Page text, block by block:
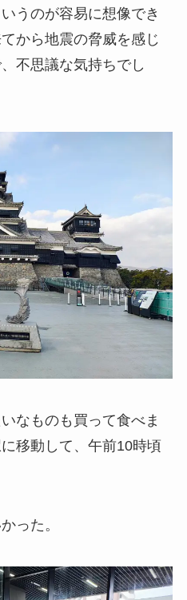
うのが容易に想像でき
から地震の脅威を感じ
不思議な気持ちでし
なものも買って食べま
移動して、午前10時頃
った。